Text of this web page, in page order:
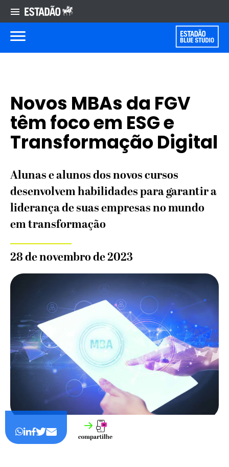
Novos MBAs da FGV
têm foco em ESG e
Transformação Digital
Alunas e alunos dos novos cursos
desenvolvem habilidades para garantir a
liderança de suas empresas no mundo
em transformação
28 de novembro de 2023